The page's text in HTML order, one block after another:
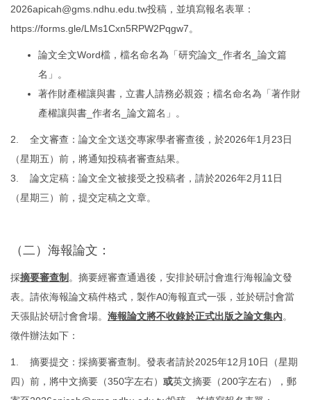
2026apicah@gms.ndhu.edu.tw投稿，並填寫報名表單：
https://forms.gle/LMs1Cxn5RPW2Pqgw7。
論文全文Word檔，檔名命名為「研究論文_作者名_論文篇
名」。
著作財產權讓與書，立書人請務必親簽；檔名命名為「著作財
產權讓與書_作者名_論文篇名」。
2. 全文審查：論文全文送交專家學者審查後，於2026年1月23日
（星期五）前，將通知投稿者審查結果。
3. 論文定稿：論文全文被接受之投稿者，請於2026年2月11日
（星期三）前，提交定稿之文章。
（二）海報論文：
採摘要審查制。摘要經審查通過後，安排於研討會進行海報論文發
表。請依海報論文稿件格式，製作A0海報直式一張，並於研討會當
天張貼於研討會會場。 海報論文將不收錄於正式出版之論文集內。
徵件辦法如下：
1. 摘要提交：採摘要審查制。發表者請於2025年12月10日（星期
四）前，將中文摘要（350字左右） 或英文摘要（200字左右），郵